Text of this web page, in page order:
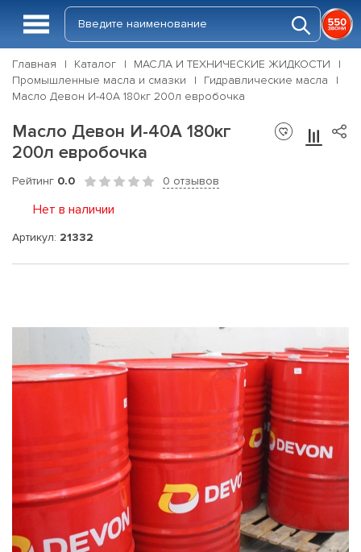
Главная Каталог
МАСЛА И ТЕХНИЧЕСКИЕ ЖИДКОСТИ
Промышленные масла и смазки
Гидравлические масла
Масло Девон И-40А 180кг 200л евробочка
Масло Девон И-40А 180кг
200л евробочка
Рейтинг 0.0 0 отзывов
Нет в наличии
Артикул: 21332